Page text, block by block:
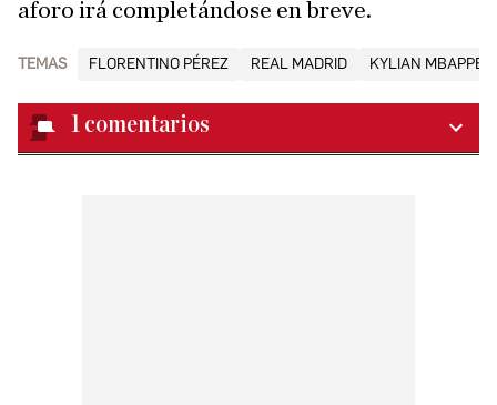
aforo irá completándose en breve.
TEMAS FLORENTINO PÉREZ REAL MADRID KYLIAN MBAPPÉ
1 comentarios